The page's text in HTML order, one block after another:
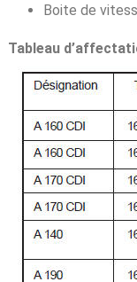
Boite de
Tableau